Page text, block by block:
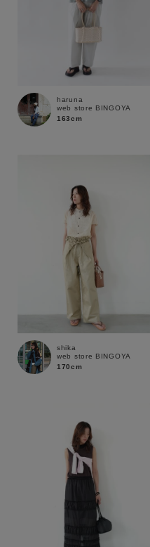
ブランド
haruna
web store BINGOYA
163cm
shika
web store BINGOYA
170cm